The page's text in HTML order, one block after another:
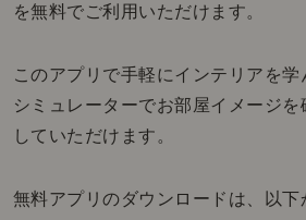
を無料でご利用いただけます。
このアプリで手軽にインテリアを学
シミュレーターでお部屋イメージを
していただけます。
無料アプリのダウンロードは、以下